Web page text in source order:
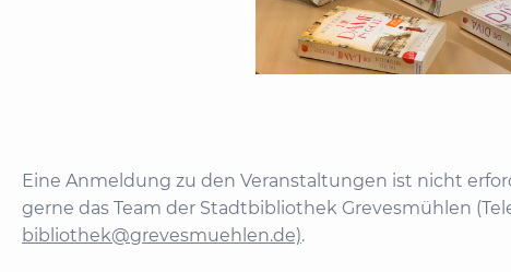
Eine Anmeldung zu den Veranstaltungen ist nicht
gerne das Team der Stadtbibliothek Grevesmühlen
bibliothek@grevesmuehlen.de).